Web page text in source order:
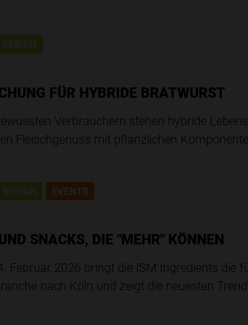
DESIGN
FÜR HYBRIDE BRATWURST
Verbrauchern stehen hybride
Fleischgenuss mit pflanzlichen
DESIGN EVENTS
SNACKS, DIE "MEHR" KÖNNEN
Februar 2026 bringt die ISM Ingredients die
nach Köln und zeigt die neuesten